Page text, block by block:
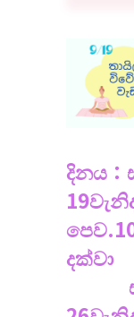
දිනය：
දක්වා